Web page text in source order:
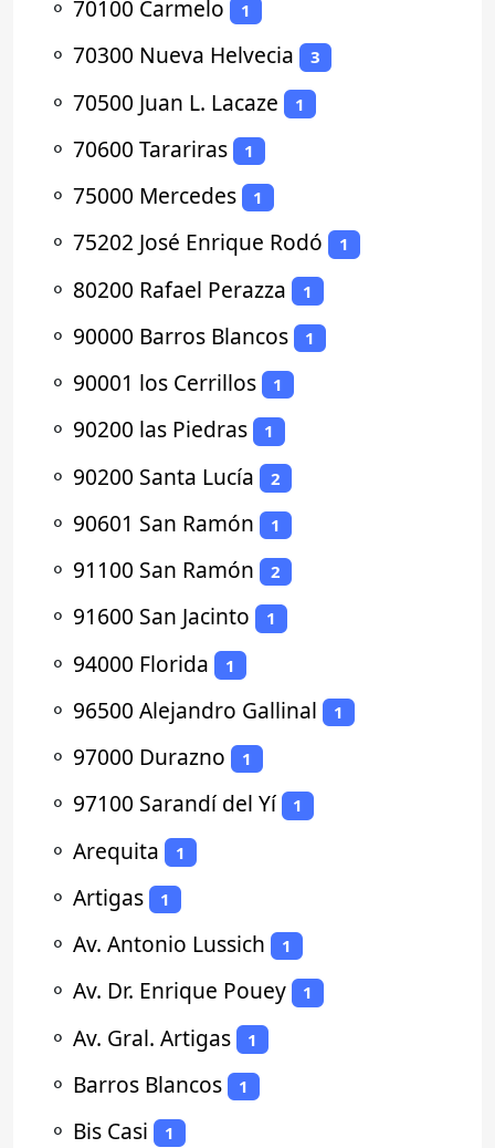
⚬ 70100 Carmelo 1
⚬ 70300 Nueva Helvecia 3
⚬ 70500 Juan L. Lacaze 1
⚬ 70600 Tarariras 1
⚬ 75000 Mercedes 1
⚬ 75202 José Enrique Rodó 1
⚬ 80200 Rafael Perazza 1
⚬ 90000 Barros Blancos 1
⚬ 90001 los Cerrillos 1
⚬ 90200 las Piedras 1
⚬ 90200 Santa Lucía 2
⚬ 90601 San Ramón 1
⚬ 91100 San Ramón 2
⚬ 91600 San Jacinto 1
⚬ 94000 Florida 1
⚬ 96500 Alejandro Gallinal 1
⚬ 97000 Durazno 1
⚬ 97100 Sarandí del Yí 1
⚬ Arequita 1
⚬ Artigas 1
⚬ Av. Antonio Lussich 1
⚬ Av. Dr. Enrique Pouey 1
⚬ Av. Gral. Artigas 1
⚬ Barros Blancos 1
⚬ Bis Casi 1